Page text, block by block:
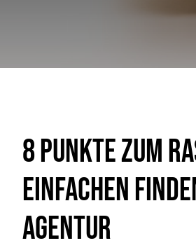
8 Punkte zum
einfachen
Agentur